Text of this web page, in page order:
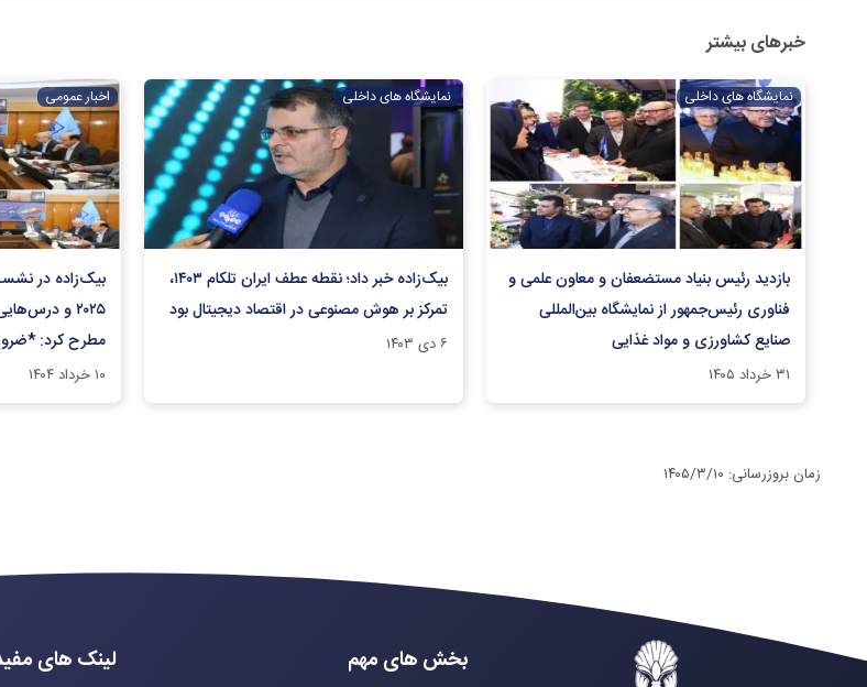
خبرهای بیشتر
نمایشگاه های داخلی
بازدید رئیس بنیاد مستضعفان و معاون علمی و
فناوری رئیس‌جمهور از نمایشگاه بین‌المللی
صنایع کشاورزی و مواد غذایی
۳۱ خرداد ۱۴۰۵
نمایشگاه های داخلی
بیک‌زاده خبر داد؛ نقطه عطف ایران تلکام ۱۴۰۳،
تمرکز بر هوش مصنوعی در اقتصاد دیجیتال بود
۶ دی ۱۴۰۳
اخبار عمومی
بیک‌زاده در
مطرح کرد:
توسعه صنعت
۱۰ خرداد ۱۴۰۴
زمان بروزرسانی: ۱۴۰۵/۳/۱۰
بخش های مهم لینک های